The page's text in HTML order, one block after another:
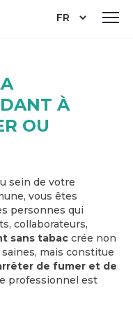
Select
À
OU
sein de votre
vous êtes
personnes qui
collaborateurs,
sans tabac crée non
mais constitue
de fumer et de
professionnel est